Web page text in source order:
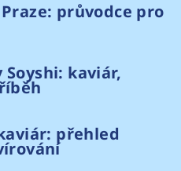
průvodce pro
kaviár,
přehled